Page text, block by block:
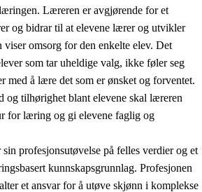
tilpasset opplæring
hjem og skole
og arbeidsliv
og skoleutvikling
Læreren er avgjørende for et
og bidrar til at elevene lærer og utvikler
omsorg for den enkelte elev. Det
som tar uheldige valg, ikke føler seg
med å lære det som er ønsket og forventet.
og tilhørighet blant elevene skal læreren
for læring og gi elevene faglig og
profesjonsutøvelse på felles verdier og et
kunnskapsgrunnlag. Profesjonen
et ansvar for å utøve skjønn i komplekse